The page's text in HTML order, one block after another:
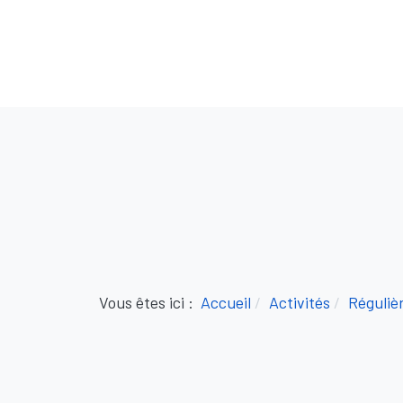
Vous êtes ici : Accueil Activités